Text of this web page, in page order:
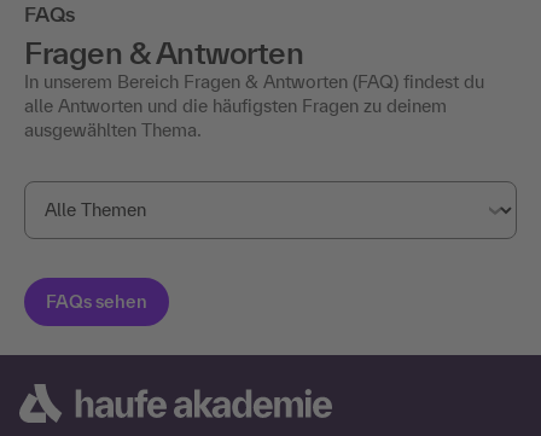
FAQs
Fragen & Antworten
In unserem Bereich Fragen & Antworten (FAQ) findest du
alle Antworten und die häufigsten Fragen zu deinem
ausgewählten Thema.